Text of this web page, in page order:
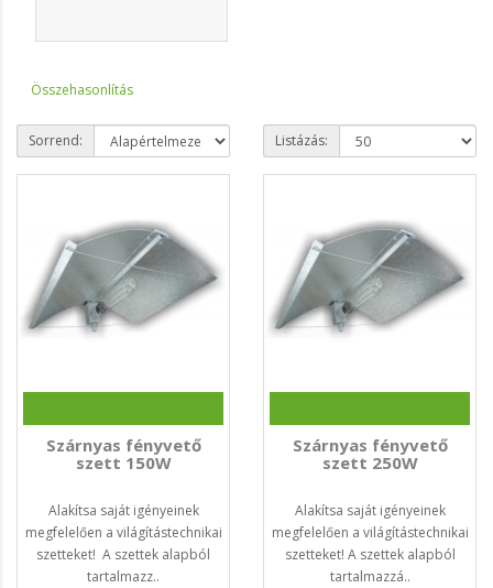
Összehasonlítás
Sorrend: Listázás:
Szárnyas fényvető
szett 150W
Alakítsa saját igényeinek
megfelelően a világítástechnikai
szetteket! A szettek alapból
tartalmazz..
Szárnyas fényvető
szett 250W
Alakítsa saját igényeinek
megfelelően a világítástechnikai
szetteket! A szettek alapból
tartalmazzá..